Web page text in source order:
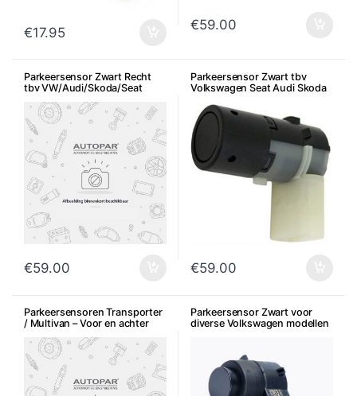
€17.95 €59.00
Parkeersensor Zwart Recht
tbv VW/Audi/Skoda/Seat
€59.00
Parkeersensor Zwart tbv
Volkswagen Seat Audi Skoda
€59.00
Parkeersensoren Transporter
/ Multivan – Voor en achter
Parkeersensor Zwart voor
diverse Volkswagen modellen